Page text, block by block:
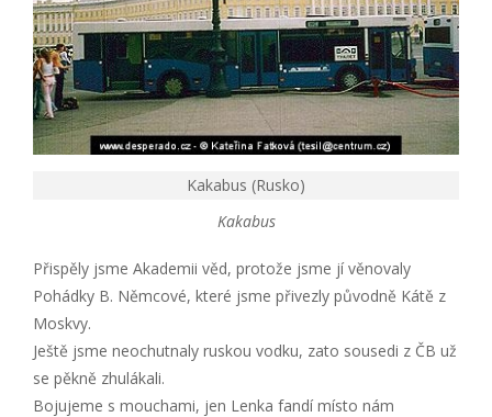
Kakabus (Rusko)
Kakabus
Přispěly jsme Akademii věd, protože jsme jí věnovaly
Pohádky B. Němcové, které jsme přivezly původně Kátě z
Moskvy.
Ještě jsme neochutnaly ruskou vodku, zato sousedi z ČB už
se pěkně zhulákali.
Bojujeme s mouchami, jen Lenka fandí místo nám